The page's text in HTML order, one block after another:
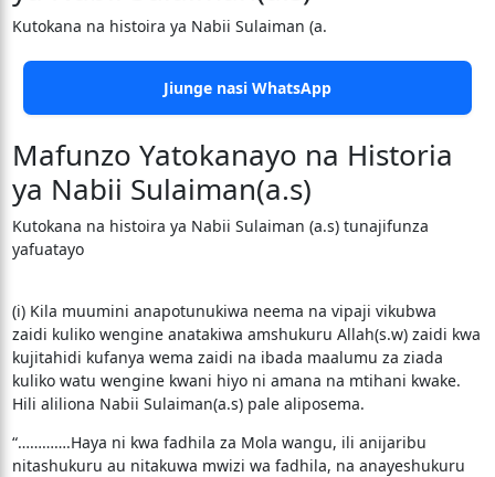
Kutokana na histoira ya Nabii Sulaiman (a.
Jiunge nasi WhatsApp
Mafunzo Yatokanayo na Historia
ya Nabii Sulaiman(a.s)
Kutokana na histoira ya Nabii Sulaiman (a.s) tunajifunza
yafuatayo
(i) Kila muumini anapotunukiwa neema na vipaji vikubwa
zaidi kuliko wengine anatakiwa amshukuru Allah(s.w) zaidi kwa
kujitahidi kufanya wema zaidi na ibada maalumu za ziada
kuliko watu wengine kwani hiyo ni amana na mtihani kwake.
Hili aliliona Nabii Sulaiman(a.s) pale aliposema.
“………….Haya ni kwa fadhila za Mola wangu, ili anijaribu
nitashukuru au nitakuwa mwizi wa fadhila, na anayeshukuru